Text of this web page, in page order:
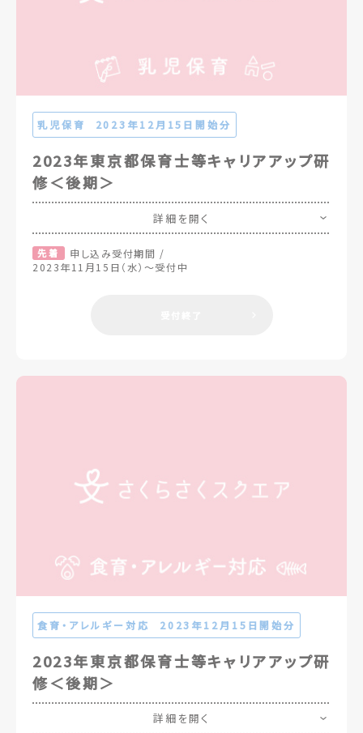
2023年東京都保育士等キャリアアップ研
修＜後期＞
乳児保育 2023年12月15日開始分
詳細を開く
先着
申し込み受付期間 /
2023年11月15日（水）～受付中
2023年東京都保育士等キャリアアップ研
修＜後期＞
食育・アレルギー対応 2023年12月15日開始分
詳細を開く